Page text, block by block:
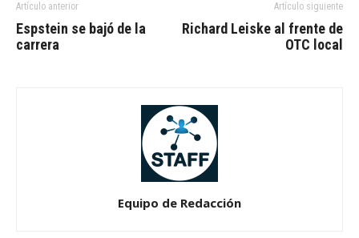
Artículo anterior
Espstein se bajó de la
carrera
Artículo siguiente
Richard Leiske al frente de
OTC local
Equipo de Redacción